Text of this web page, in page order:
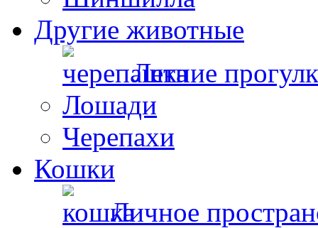
Другие животные
Летние
Лошади
Черепахи
Кошки
Личное